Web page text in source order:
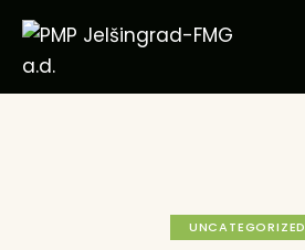
UNCATEGORIZED